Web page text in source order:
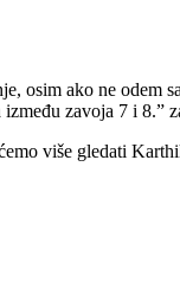
osim ako ne odem
zavoja 7 i 8.”
više gledati